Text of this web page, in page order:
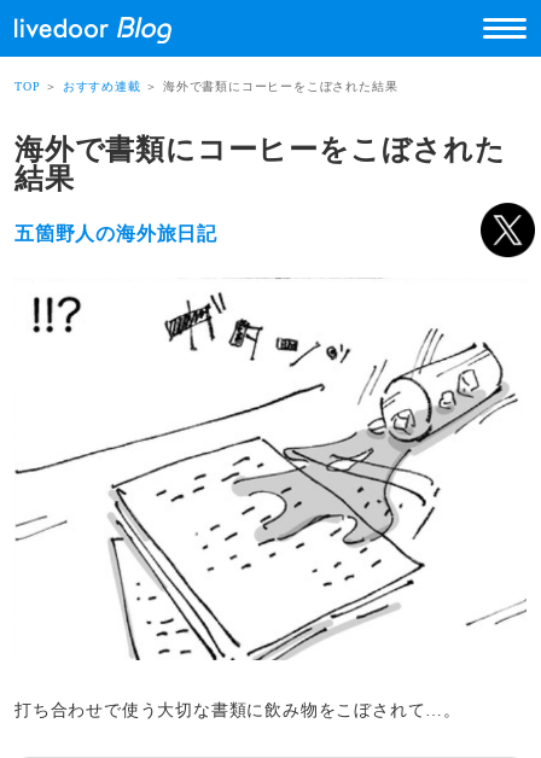
TOP ＞ おすすめ連載 ＞ 海外で書類にコーヒーをこぼされた結果
海外で書類にコーヒーをこぼされた
結果
五箇野人の海外旅日記
打ち合わせで使う大切な書類に飲み物をこぼされて…。